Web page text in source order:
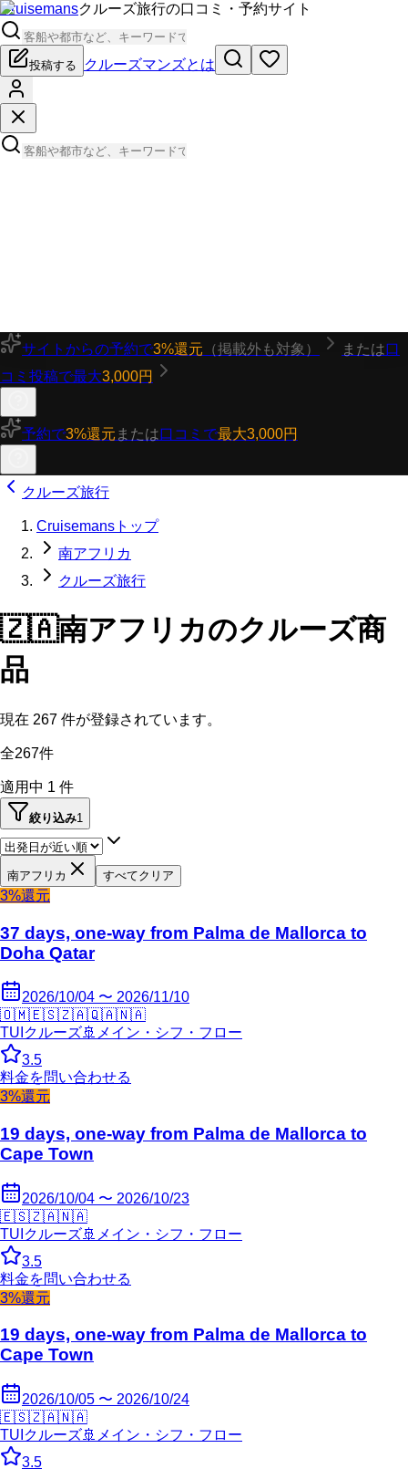
Cruisemansクルーズ旅行の口コミ・予約サイト
投稿する クルーズマンズとは
サイトからの予約で3%還元 （掲載外も対象） または口
コミ投稿で最大3,000円
予約で3%還元 または口コミで最大3,000円
クルーズ旅行
Cruisemansトップ
南アフリカ
クルーズ旅行
🇿🇦南アフリカのクルーズ商
品
現在 267 件が登録されています。
全267件
適用中 1 件
絞り込み1
南アフリカ すべてクリア
3%還元
37 days, one-way from Palma de Mallorca to
Doha Qatar
2026/10/04 〜 2026/11/10
🇴🇲🇪🇸🇿🇦🇶🇦🇳🇦
TUIクルーズ🚢 メイン・シフ・フロー
3.5
料金を問い合わせる
3%還元
19 days, one-way from Palma de Mallorca to
Cape Town
2026/10/04 〜 2026/10/23
🇪🇸🇿🇦🇳🇦
TUIクルーズ🚢 メイン・シフ・フロー
3.5
料金を問い合わせる
3%還元
19 days, one-way from Palma de Mallorca to
Cape Town
2026/10/05 〜 2026/10/24
🇪🇸🇿🇦🇳🇦
TUIクルーズ🚢 メイン・シフ・フロー
3.5